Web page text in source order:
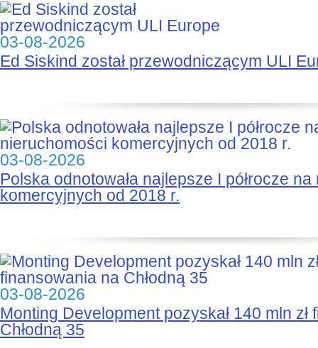
03-08-2026
Ed Siskind został przewodniczącym ULI
03-08-2026
Polska odnotowała najlepsze I półrocze
komercyjnych od 2018 r.
03-08-2026
Monting Development pozyskał 140 mln zł
Chłodną 35